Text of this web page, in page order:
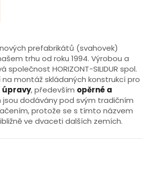
prefabrikátů (svahovek)
trhu od roku 1994. Výrobou a
HORIZONT-SILIDUR spol.
na montáž skládaných konstrukcí pro
úpravy, především opěrné a
jsou dodávány pod svým tradičním
protože se s tímto názvem
ve dvaceti dalších zemích.